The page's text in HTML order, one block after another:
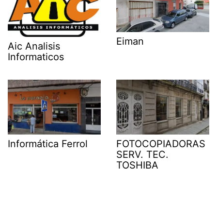
Aic Analisis
Informaticos
Eiman
Informática Ferrol
FOTOCOPIADORAS
SERV. TEC.
TOSHIBA